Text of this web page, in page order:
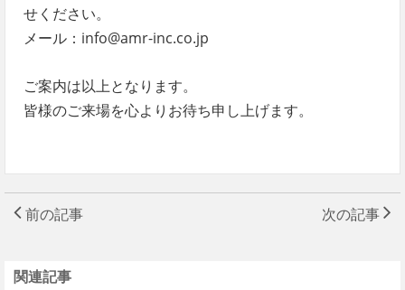
せください。
メール：info@amr-inc.co.jp
ご案内は以上となります。
皆様のご来場を心よりお待ち申し上げます。
前の記事 次の記事
関連記事